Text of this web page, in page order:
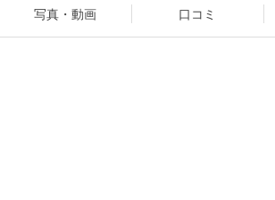
写真・動画 口コミ